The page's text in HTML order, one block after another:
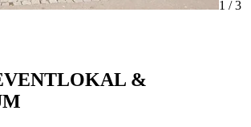
1 /3
&